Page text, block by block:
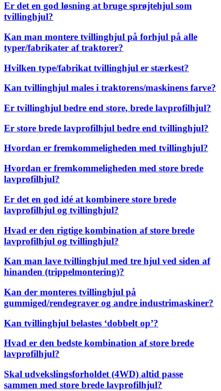
Er det en god løsning at bruge sprøjtehjul som
tvillinghjul?
Kan man montere tvillinghjul på forhjul på alle
typer/fabrikater af traktorer?
Hvilken type/fabrikat tvillinghjul er stærkest?
Kan tvillinghjul males i traktorens/maskinens farve?
Er tvillinghjul bedre end store, brede lavprofilhjul?
Er store brede lavprofilhjul bedre end tvillinghjul?
Hvordan er fremkommeligheden med tvillinghjul?
Hvordan er fremkommeligheden med store brede
lavprofilhjul?
Er det en god idé at kombinere store brede
lavprofilhjul og tvillinghjul?
Hvad er den rigtige kombination af store brede
lavprofilhjul og tvillinghjul?
Kan man lave tvillinghjul med tre hjul ved siden af
hinanden (trippelmontering)?
Kan der monteres tvillinghjul på
gummiged/rendegraver og andre industrimaskiner?
Kan tvillinghjul belastes ‘dobbelt op’?
Hvad er den bedste kombination af store brede
lavprofilhjul?
Skal udvekslingsforholdet (4WD) altid passe
sammen med store brede lavprofilhjul?